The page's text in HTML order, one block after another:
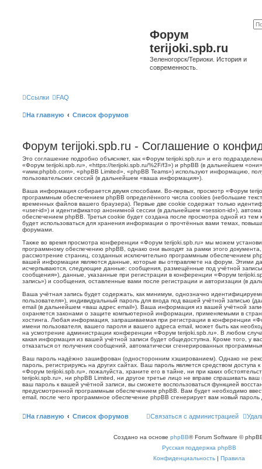
Форум
terijoki.spb.ru
Зеленогорск/Териоки. История и
современность.
Ссылки FAQ
На главную Список форумов
Форум terijoki.spb.ru - Соглашение о
Это соглашение подробно объясняет, как «Форум terijoki.spb.ru» и его
«Форум terijoki.spb.ru», «https://terijoki.spb.ru/%2F/f3») и phpBB (в дальнейшем
«www.phpbb.com», «phpBB Limited», «phpBB Teams») используют информацию,
пользовательских сессий (в дальнейшем «ваша информация»).
Ваша информация собирается двумя способами. Во-первых, просмотр «Форум
программным обеспечением phpBB определённого числа cookies (небольшие
временных файлов вашего браузера). Первые две cookie содержат только
«user-id») и идентификатор анонимной сессии (в дальнейшем «session-id»),
обеспечением phpBB. Третья cookie будет создана после просмотра одной из
будет использоваться для хранения информации о прочтённых вами темах,
форумами.
Также во время просмотра конференции «Форум terijoki.spb.ru» мы можем
программному обеспечению phpBB, однако они выходят за рамки этого документа,
рассмотрение страниц, созданных исключительно программным обеспечением
вашей информации являются данные, которые вы отправляете на форум. Этими
исчерпываются, следующие данные: сообщения, размещённые под учётной
сообщения»), данные, указанные при регистрации в конференции «Форум
запись») и сообщения, оставленные вами после регистрации и авторизации (в
Ваша учётная запись будет содержать, как минимум, однозначно
пользователя»), индивидуальный пароль для входа под вашей учётной записью
email (в дальнейшем «ваш адрес email»). Ваша информация из вашей учётной
охраняется законами о защите компьютерной информации, применяемыми в
хостинга. Любая информация, запрашиваемая при регистрации в конференции
имени пользователя, вашего пароля и вашего адреса email, может быть как
на усмотрение администрации конференции «Форум terijoki.spb.ru». В любом
какая информация из вашей учётной записи будет общедоступна. Кроме того, у
отказаться от получения сообщений, автоматически сгенерированных
Ваш пароль надёжно зашифрован (односторонним хэшированием). Однако не
пароль, регистрируясь на других сайтах. Ваш пароль является средством
«Форум terijoki.spb.ru», пожалуйста, храните его в тайне, ни при каких
terijoki.spb.ru», ни phpBB Limited, ни другое третье лицо не вправе спрашивать
ваш пароль к вашей учётной записи, вы сможете воспользоваться функцией
предусмотренной программным обеспечением phpBB. Вам будет необходимо
email, после чего программное обеспечение phpBB сгенерирует вам новый
На главную Список форумов Связаться с администрацией
Создано на основе phpBB® Forum Software ©
Русская поддержка phpBB
Конфиденциальность | Правила